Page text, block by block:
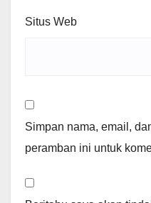
Situs Web
Simpan nama, email,
peramban ini untuk